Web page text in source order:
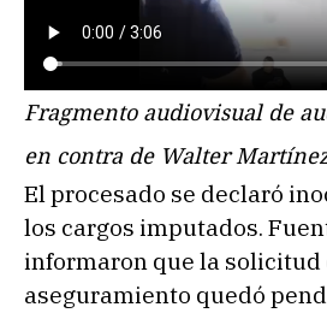
Fragmento audiovisual de
en contra de Walter
El procesado se declaró
los cargos imputados.
informaron que la solicitud
aseguramiento quedó